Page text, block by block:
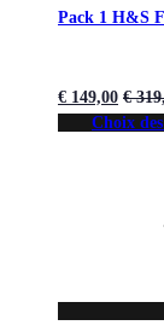
Pack 1 H&S
€ 149,00 €
Choix